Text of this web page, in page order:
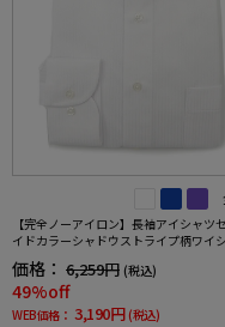
【完全ノーアイロン】長袖アイシャツ
イドカラーシャドウストライプ柄ワイシ
shirt通年
価格： 6,259円 (税込)
49%off
WEB価格： 3,190円 (税込)